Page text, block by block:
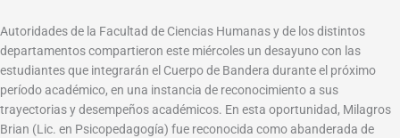
Autoridades de la Facultad de Ciencias Humanas y de los distintos
departamentos compartieron este miércoles un desayuno con las
estudiantes que integrarán el Cuerpo de Bandera durante el próximo
período académico, en una instancia de reconocimiento a sus
trayectorias y desempeños académicos. En esta oportunidad, Milagros
Brian (Lic. en Psicopedagogía) fue reconocida como abanderada de
Bandera
de
la
FCH
2026-
2027